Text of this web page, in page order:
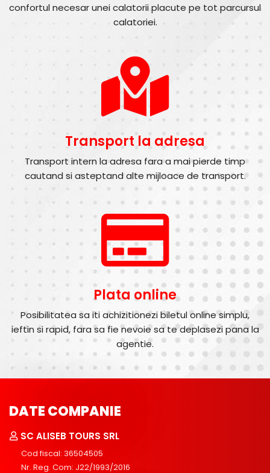
confortul necesar unei calatorii placute pe tot parcursul
calatoriei.
Transport la adresa
Transport intern la adresa fara a mai pierde timp
cautand si asteptand alte mijloace de transport.
Plata online
Posibilitatea sa iti achizitionezi biletul online simplu,
ieftin si rapid, fara sa fie nevoie sa te deplasezi pana la
agentie.
DATE COMPANIE
SC ALISEB TOURS SRL
Cod fiscal: 36504505
Nr. Reg. Com: J22/1993/2016